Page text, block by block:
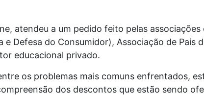
atendeu a um pedido feito pelas associações
Defesa do Consumidor), Associação de Pais
educacional privado.
os problemas mais comuns enfrentados,
dos descontos que estão sendo